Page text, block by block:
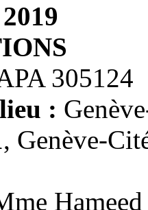
305124
:
, Genève-